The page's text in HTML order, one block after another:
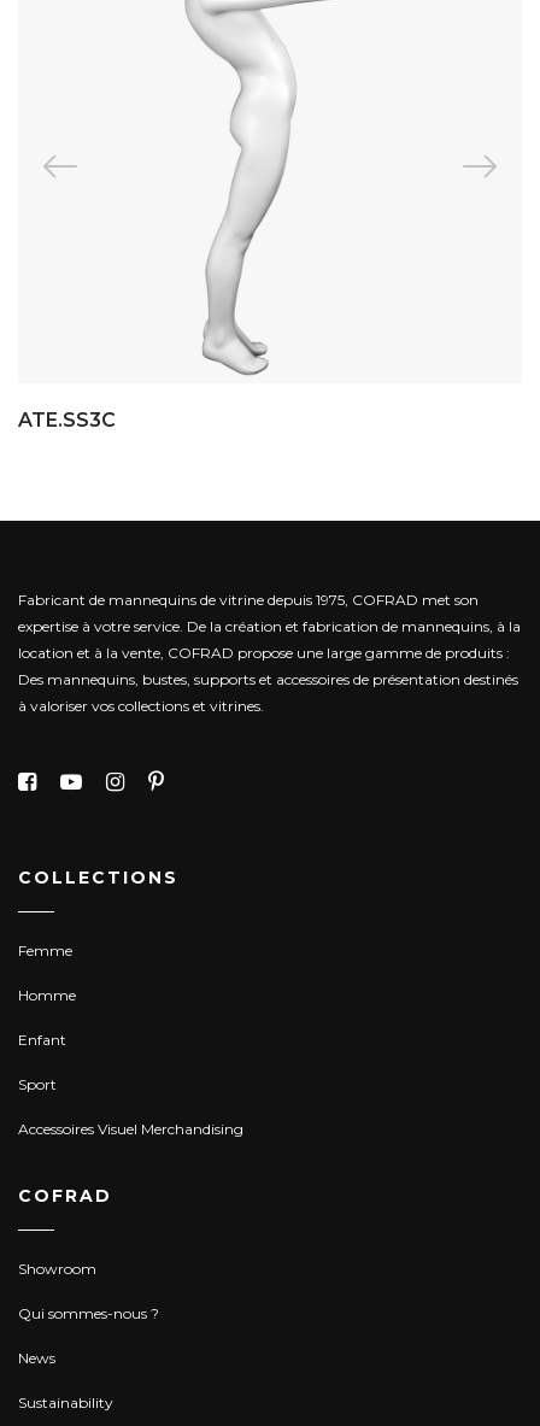
ATE.SS3C
Fabricant de mannequins de vitrine depuis 1975, COFRAD met son
expertise à votre service. De la création et fabrication de mannequins, à la
location et à la vente, COFRAD propose une large gamme de produits :
Des mannequins, bustes, supports et accessoires de présentation destinés
à valoriser vos collections et vitrines.
COLLECTIONS
Femme
Homme
Enfant
Sport
Accessoires Visuel Merchandising
COFRAD
Showroom
Qui sommes-nous ?
News
Sustainability